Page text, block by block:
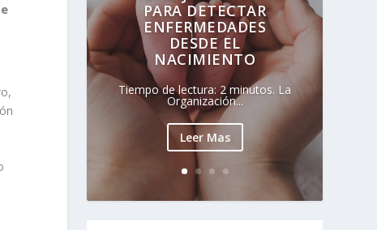
PARA DETECTAR
ENFERMEDADES
DESDE EL
NACIMIENTO
Tiempo de lectura: 2 minutos. La
Organización...
Leer Mas